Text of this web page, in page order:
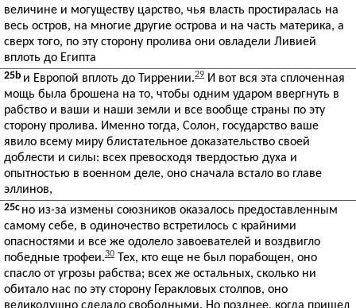
величине и могуществу царство, чья власть простиралась на
весь остров, на многие другие острова и на часть материка, а
сверх того, по эту сторону пролива они овладели Ливией
вплоть до Египта
25b и Европой вплоть до Тиррении.29 И вот вся эта сплоченная
мощь была брошена на то, чтобы одним ударом ввергнуть в
рабство и ваши и наши земли и все вообще страны по эту
сторону пролива. Именно тогда, Солон, государство ваше
явило всему миру блистательное доказательство своей
доблести и силы: всех превосходя твердостью духа и
опытностью в военном деле, оно сначала встало во главе
эллинов,
25c но из-за измены союзников оказалось предоставленным
самому себе, в одиночество встретилось с крайними
опасностями и все же одолело завоевателей и воздвигло
победные трофеи.30 Тех, кто еще не был порабощен, оно
спасло от угрозы рабства; всех же остальных, сколько ни
обитало нас по эту сторону Геракловых столпов, оно